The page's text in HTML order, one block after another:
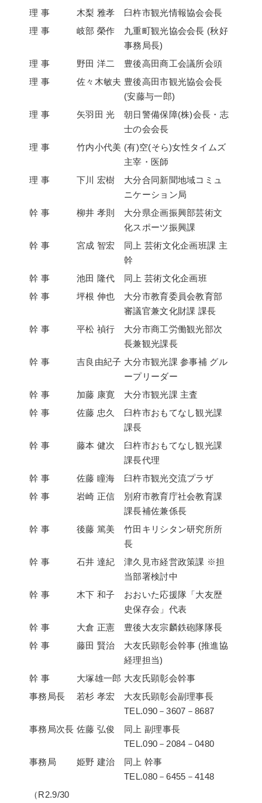
理 事
木梨 雅孝
臼杵市観光情報協会会長
理 事
岐部 榮作
九重町観光協会会長 (秋好
事務局長)
理 事
野田 洋二
豊後高田商工会議所会頭
理 事
佐々木敏夫 豊後高田市観光協会会長
(安藤与一郎)
理 事
矢羽田 光
朝日警備保障(株)会長・志
士の会会長
理 事
竹内小代美 (有)空(そら)女性タイムズ
主宰・医師
理 事
下川 宏樹
大分合同新聞地域コミュ
ニケーション局
幹 事
柳井 孝則
大分県企画振興部芸術文
化スポーツ振興課
幹 事
宮成 智宏
同上 芸術文化企画班課 主
幹
幹 事
池田 隆代
同上 芸術文化企画班
幹 事
坪根 伸也
大分市教育委員会教育部
審議官兼文化財課 課長
幹 事
平松 禎行
大分市商工労働観光部次
長兼観光課長
幹 事
吉良由紀子 大分市観光課 参事補 グル
ープリーダー
幹 事
加藤 康寛
大分市観光課 主査
幹 事
佐藤 忠久
臼杵市おもてなし観光課
課長
幹 事
藤本 健次
臼杵市おもてなし観光課
課長代理
幹 事
佐藤 瞳海
臼杵市観光交流プラザ
幹 事
岩崎 正信
別府市教育庁社会教育課
課長補佐兼係長
幹 事
後藤 篤美
竹田キリシタン研究所所
長
幹 事
石井 達紀
津久見市経営政策課 ※担
当部署検討中
幹 事
木下 和子
おおいた応援隊「大友歴
史保存会」代表
幹 事
大倉 正憲
豊後大友宗麟鉄砲隊隊長
幹 事
藤田 賢治
大友氏顕彰会幹事 (推進協
経理担当)
幹 事
大塚雄一郎 大友氏顕彰会幹事
事務局長
若杉 孝宏
大友氏顕彰会副理事長
TEL.090－3607－8687
事務局次長 佐藤 弘俊
同上 副理事長
TEL.090－2084－0480
事務局
姫野 建治
同上 幹事
TEL.080－6455－4148
（R2.9/30